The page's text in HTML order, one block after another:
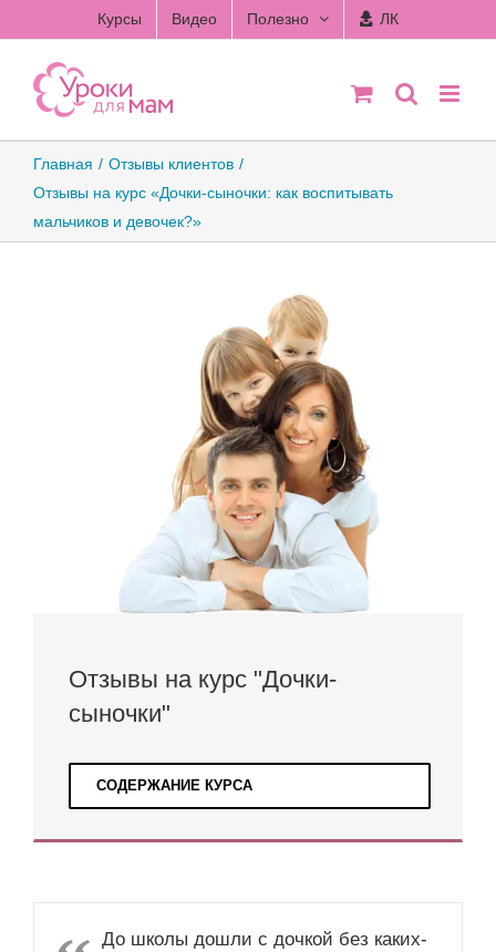
to
content
Курсы Видео Полезно ЛК
Главная
Отзывы клиентов
Отзывы на курс «Дочки-сыночки: как воспитывать
мальчиков и девочек?»
Отзывы на курс "Дочки-
сыночки"
СОДЕРЖАНИЕ КУРСА
До школы дошли с дочкой без каких-